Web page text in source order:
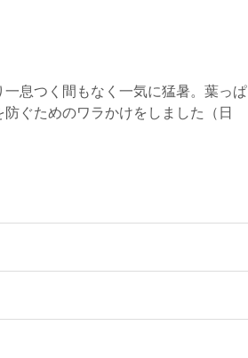
息つく間もなく一気に猛暑。葉っぱ
ぐためのワラかけをしました（日